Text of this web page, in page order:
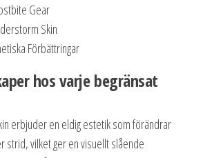
Gear
Skin
Förbättringar
hos varje begränsat
erbjuder en eldig estetik som förändrar
strid, vilket ger en visuellt slående